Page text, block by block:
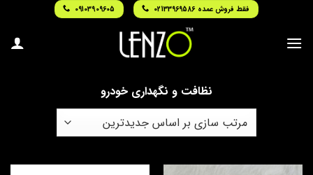
content
فقط فروش عمده 02133969586 09103909605
نظافت و نگهداری خودرو